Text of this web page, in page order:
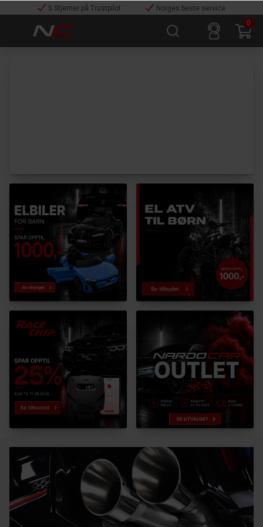
5 Stjerner på Trustpilot
Norges beste service
0